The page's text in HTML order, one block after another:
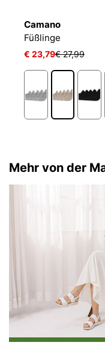
Camano
Füßlinge
€ 23,79€ 27,99
Mehr von der